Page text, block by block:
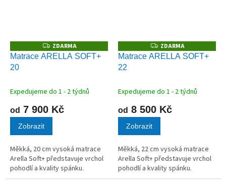
Z
D
A
ZDARMA
Matrace ARELLA SOFT+
20
Expedujeme do 1 - 2 týdnů
od 7 900 Kč
Zobrazit
Měkká, 20 cm vysoká matrace
Arella Soft+ představuje vrchol
pohodlí a kvality spánku.
Z
D
A
ZDARMA
Matrace ARELLA SOFT+
22
Expedujeme do 1 - 2 týdnů
od 8 500 Kč
Zobrazit
Měkká, 22 cm vysoká matrace
Arella Soft+ představuje vrchol
pohodlí a kvality spánku.